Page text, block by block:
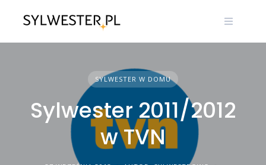
SYLWESTER W DOMU
Sylwester 2011/2012
w TVN